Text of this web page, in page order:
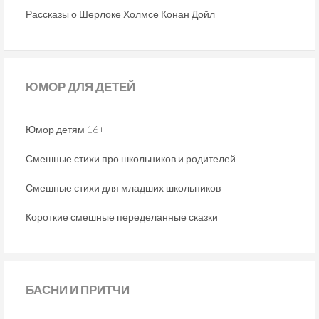
Рассказы о Шерлоке Холмсе Конан Дойл
ЮМОРДЛЯ ДЕТЕЙ
Юмор детям 16+
Смешные стихи про школьников и родителей
Смешные стихи для младших школьников
Короткие смешные переделанные сказки
БАСНИ И ПРИТЧИ